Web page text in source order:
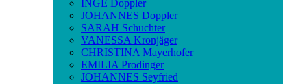
INGE Doppler
JOHANNES Doppler
SARAH Schuchter
VANESSA Kronjäger
CHRISTINA Mayerhofer
EMILIA Prodinger
JOHANNES Seyfried